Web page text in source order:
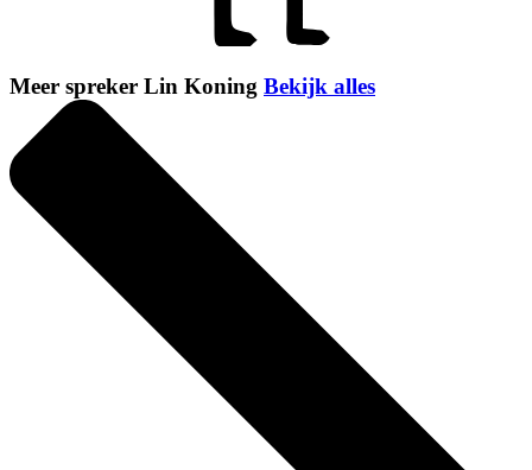
Meer spreker Lin Koning Bekijk alles